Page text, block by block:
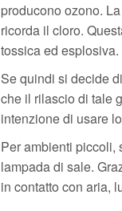
producono ozono.
ricorda il cloro.
tossica ed esplosiva.
Se quindi si decide
che il rilascio di tale
intenzione di usare
Per ambienti piccoli,
lampada di sale.
in contatto con aria,